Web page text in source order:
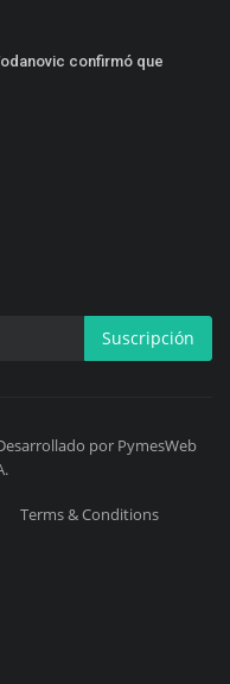
confirmó que
Suscripción
por PymesWeb
Terms & Conditions